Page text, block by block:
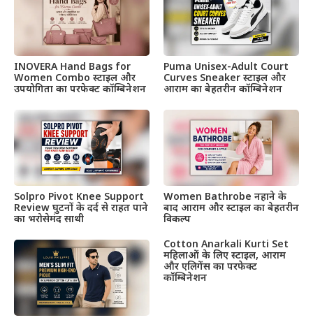
INOVERA Hand Bags for
Women Combo स्टाइल और
उपयोगिता का परफेक्ट कॉम्बिनेशन
Puma Unisex-Adult Court
Curves Sneaker स्टाइल और
आराम का बेहतरीन कॉम्बिनेशन
Solpro Pivot Knee Support
Review घुटनों के दर्द से राहत पाने
का भरोसेमंद साथी
Women Bathrobe नहाने के
बाद आराम और स्टाइल का बेहतरीन
विकल्प
Cotton Anarkali Kurti Set
महिलाओं के लिए स्टाइल, आराम
और एलिगेंस का परफेक्ट
कॉम्बिनेशन